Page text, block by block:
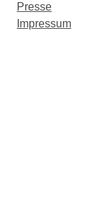
Presse
Impressum